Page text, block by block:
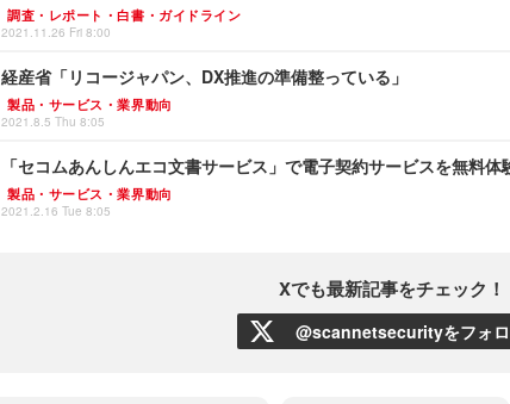
調査・レポート・白書・ガイドライン
2021.11.26 Fri 8:00
経産省「リコージャパン、DX推進の準備整っている」
製品・サービス・業界動向
2021.8.5 Thu 8:05
「セコムあんしんエコ文書サービス」で電子契約サービスを無料
製品・サービス・業界動向
2021.2.16 Tue 8:05
Xでも最新記事をチェック！
@scannetsecurityをフォ